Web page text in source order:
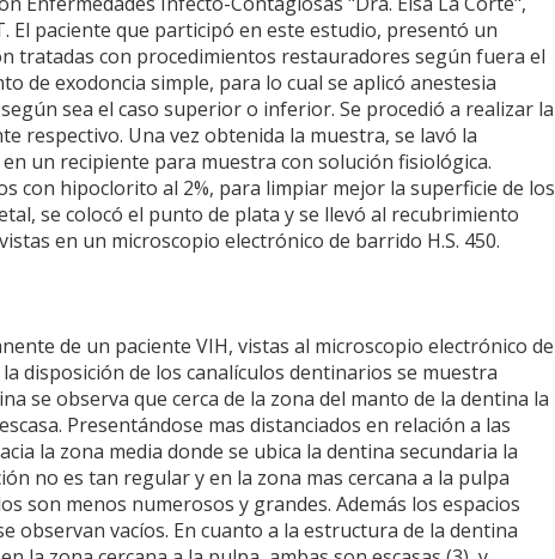
El paciente que participó en este estudio, presentó un
tratadas con procedimientos restauradores según fuera el
de exodoncia simple, para lo cual se aplicó anestesia
sea el caso superior o inferior. Se procedió a realizar la
respectivo. Una vez obtenida la muestra, se lavó la
un recipiente para muestra con solución fisiológica.
con hipoclorito al 2%, para limpiar mejor la superficie de los
se colocó el punto de plata y se llevó al recubrimiento
en un microscopio electrónico de barrido H.S. 450.
de un paciente VIH, vistas al microscopio electrónico de
disposición de los canalículos dentinarios se muestra
se observa que cerca de la zona del manto de la dentina la
Presentándose mas distanciados en relación a las
la zona media donde se ubica la dentina secundaria la
no es tan regular y en la zona mas cercana a la pulpa
son menos numerosos y grandes. Además los espacios
vacíos. En cuanto a la estructura de la dentina